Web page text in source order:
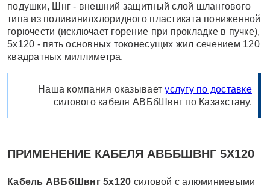
подушки, Шнг - внешний защитный слой шлангового
типа из поливинилхлоридного пластиката пониженной
горючести (исключает горение при прокладке в пучке),
5х120 - пять основных токонесущих жил сечением 120
квадратных миллиметра.
Наша компания оказываетуслугу по доставке
силового кабеля АВБбШвнг по Казахстану.
ПРИМЕНЕНИЕ КАБЕЛЯ АВББШВНГ 5Х120
Кабель АВБбШвнг 5х120 силовой с алюминиевыми